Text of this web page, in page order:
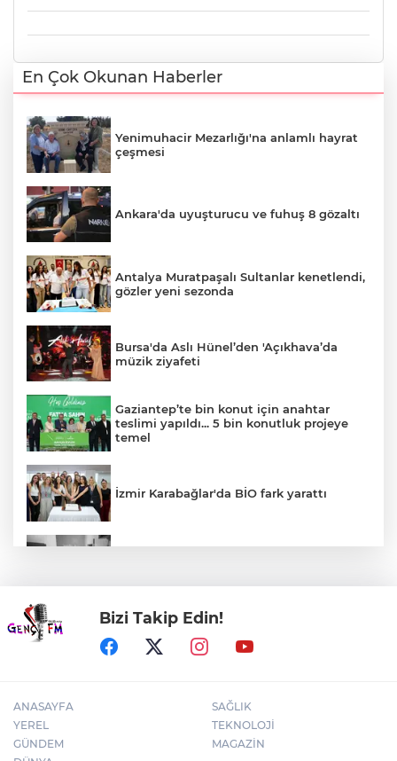
En Çok Okunan Haberler
Yenimuhacir Mezarlığı'na anlamlı hayrat
çeşmesi
Ankara'da uyuşturucu ve fuhuş 8 gözaltı
Antalya Muratpaşalı Sultanlar kenetlendi,
gözler yeni sezonda
Bursa'da Aslı Hünel’den 'Açıkhava’da
müzik ziyafeti
Gaziantep’te bin konut için anahtar
teslimi yapıldı... 5 bin konutluk projeye
temel
İzmir Karabağlar'da BİO fark yarattı
Bursa Yıldırım'da çocuklar hem öğreniyor
hem eğleniyor
Bizi Takip Edin!
ANASAYFA
YEREL
GÜNDEM
SAĞLIK
TEKNOLOJİ
MAGAZİN